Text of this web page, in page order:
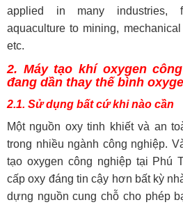
applied in many industries,
aquaculture to mining,
etc.
2. Máy tạo khí oxygen
đang dần thay thế bình
2.1. Sử dụng bất cứ khi nào cần
Một nguồn oxy tinh khiết và an
trong nhiều ngành công nghiệp.
tạo oxygen công nghiệp tại Phú
cấp oxy đáng tin cậy hơn bất kỳ
dựng nguồn cung chỗ cho phép